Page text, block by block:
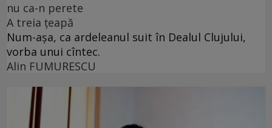
nu ca-n perete
A treia țeapă
Num-așa, ca ardeleanul suit în Dealul Clujului,
vorba unui cîntec.
Alin FUMURESCU